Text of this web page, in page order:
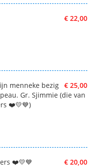
€ 22,00
€ 25,00
menneke bezig
Gr. Sjimmie (die van
❤️💛💙)
€ 20,00
❤️💛💙